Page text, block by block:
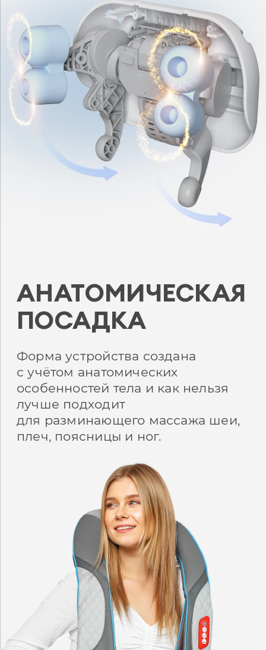
АНАТОМИЧЕСКАЯ
ПОСАДКА
Форма устройства создана
с учётом анатомических
особенностей тела и как нельзя
лучше подходит
для разминающего массажа шеи,
плеч, поясницы и ног.